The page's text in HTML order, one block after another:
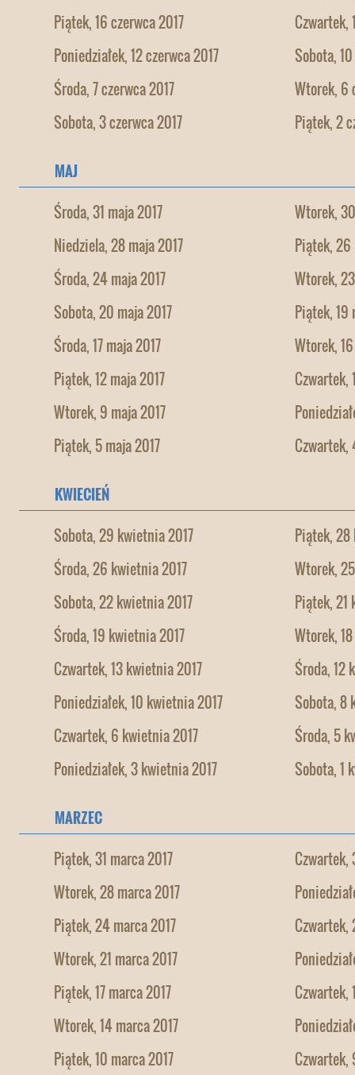
Piątek, 16 czerwca 2017
Czwartek,
Poniedziałek, 12 czerwca 2017
Sobota,
Środa, 7 czerwca 2017
Wtorek, 6
Sobota, 3 czerwca 2017
Piątek, 2
MAJ
Środa, 31 maja 2017
Wtorek,
Niedziela, 28 maja 2017
Piątek, 26
Środa, 24 maja 2017
Wtorek,
Sobota, 20 maja 2017
Piątek, 19
Środa, 17 maja 2017
Wtorek,
Piątek, 12 maja 2017
Czwartek,
Wtorek, 9 maja 2017
Piątek, 5 maja 2017
Czwartek,
KWIECIEŃ
Sobota, 29 kwietnia 2017
Piątek,
Środa, 26 kwietnia 2017
Wtorek,
Sobota, 22 kwietnia 2017
Piątek, 21
Środa, 19 kwietnia 2017
Wtorek,
Czwartek, 13 kwietnia 2017
Środa, 12
Poniedziałek, 10 kwietnia 2017
Sobota, 8
Czwartek, 6 kwietnia 2017
Środa, 5
Poniedziałek, 3 kwietnia 2017
Sobota, 1
MARZEC
Piątek, 31 marca 2017
Czwartek,
Wtorek, 28 marca 2017
Piątek, 24 marca 2017
Czwartek,
Wtorek, 21 marca 2017
Piątek, 17 marca 2017
Czwartek,
Wtorek, 14 marca 2017
Piątek, 10 marca 2017
Czwartek,